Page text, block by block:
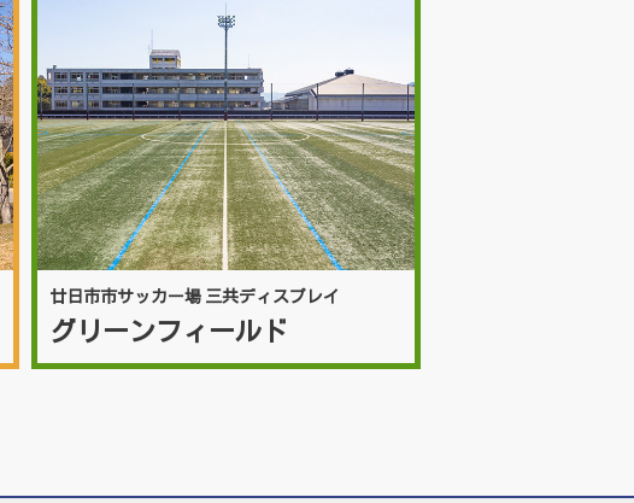
廿日市市サッカー場 三共ディスプレイ
グリーンフィールド